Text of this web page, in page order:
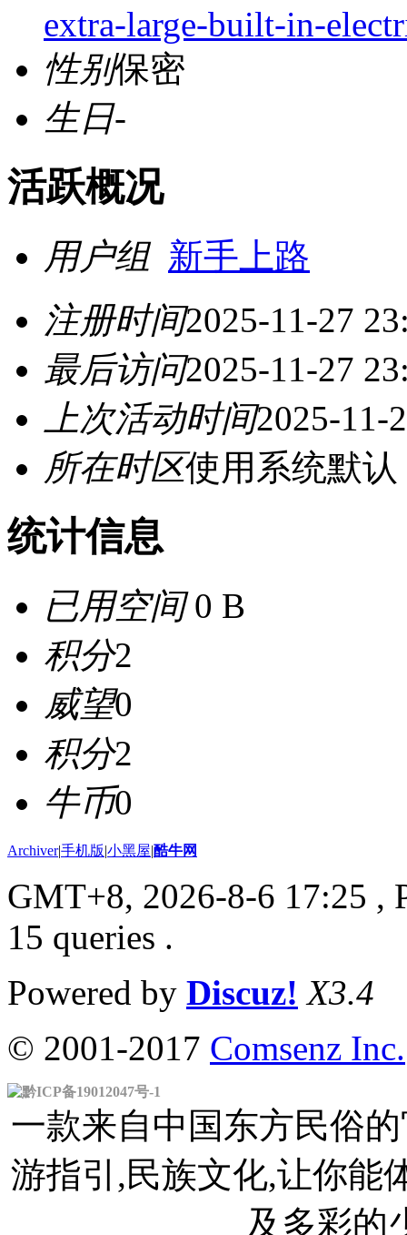
extra-large-built-in-
性别保密
生日-
活跃概况
用户组 新手上路
注册时间2025-11-27
最后访问2025-11-27
上次活动时间2025-11-
所在时区使用系统默认
统计信息
已用空间0 B
积分2
威望0
积分2
牛币0
Archiver|手机版|小黑屋|酷牛网
GMT+8, 2026-8-6 17:25 ,
15 queries .
Powered by Discuz! X3.4
© 2001-2017 Comsenz Inc.
黔ICP备19012047号-1
一款来自中国东方民俗
游指引,民族文化,让你能
及多彩的